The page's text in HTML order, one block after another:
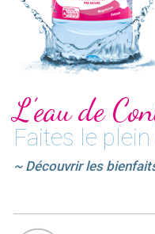
L’eau de
Faites le
~ Découvrir les